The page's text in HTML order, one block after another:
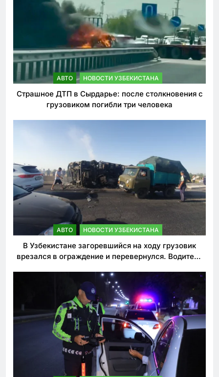
АВТО НОВОСТИ УЗБЕКИСТАНА
Страшное ДТП в Сырдарье: после столкновения с
грузовиком погибли три человека
АВТО НОВОСТИ УЗБЕКИСТАНА
В Узбекистане загоревшийся на ходу грузовик
врезался в ограждение и перевернулся. Водитель